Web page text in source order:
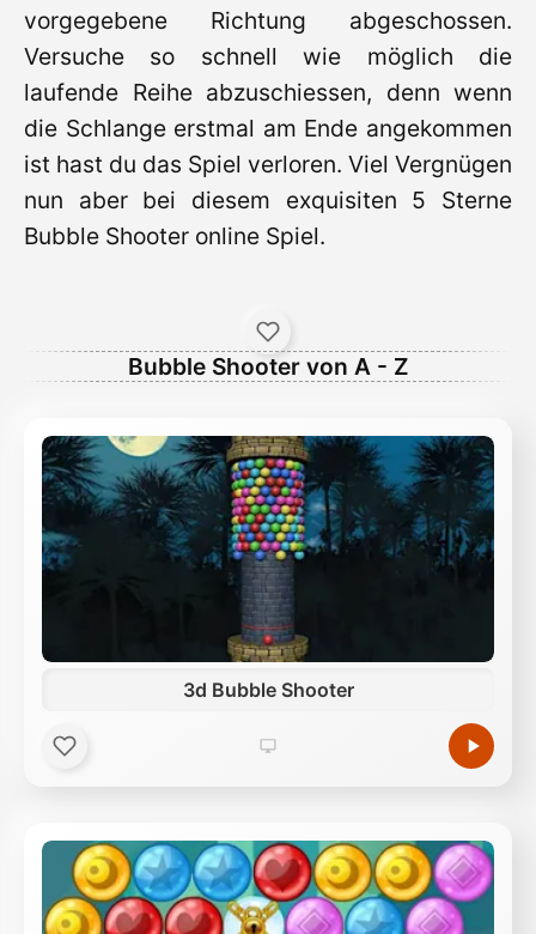
vorgegebene Richtung abgeschossen.
Versuche so schnell wie möglich die
laufende Reihe abzuschiessen, denn wenn
die Schlange erstmal am Ende angekommen
ist hast du das Spiel verloren. Viel Vergnügen
nun aber bei diesem exquisiten 5 Sterne
Bubble Shooter online Spiel.
Bubble Shooter von A - Z
3d Bubble Shooter